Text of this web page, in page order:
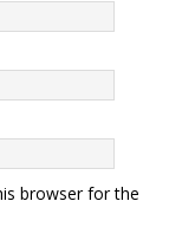
browser for the